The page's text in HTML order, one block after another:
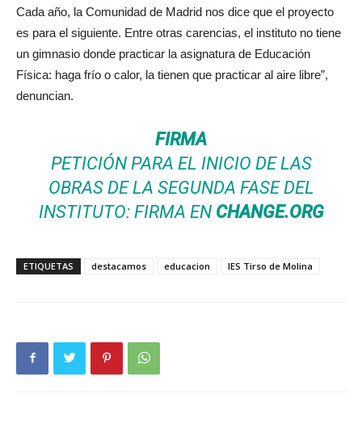
Cada año, la Comunidad de Madrid nos dice que el proyecto
es para el siguiente. Entre otras carencias, el instituto no tiene
un gimnasio donde practicar la asignatura de Educación
Física: haga frío o calor, la tienen que practicar al aire libre”,
denuncian.
FIRMA
PETICIÓN PARA EL INICIO DE LAS
OBRAS DE LA SEGUNDA FASE DEL
INSTITUTO: FIRMA EN CHANGE.ORG
ETIQUETAS destacamos educacion IES Tirso de Molina